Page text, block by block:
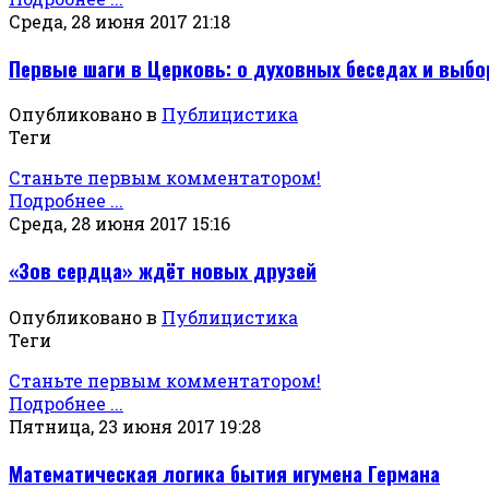
Среда, 28 июня 2017 21:18
Первые шаги в Церковь: о духовных беседах и
Опубликовано в Публицистика
Теги
Станьте первым комментатором!
Подробнее ...
Среда, 28 июня 2017 15:16
«Зов сердца» ждёт новых друзей
Опубликовано в Публицистика
Теги
Станьте первым комментатором!
Подробнее ...
Пятница, 23 июня 2017 19:28
Математическая логика бытия игумена Германа